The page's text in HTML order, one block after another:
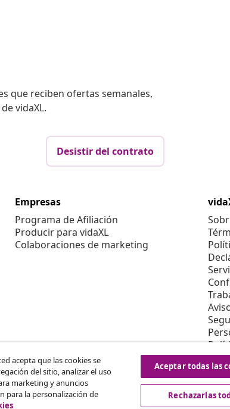
que reciben ofertas semanales,
vidaXL.
Desistir del contrato
Empresas
Programa de Afiliación
Producir para vidaXL
Colaboraciones de marketing
acepta que las cookies se
del sitio, analizar el uso
marketing y anuncios
para la personalización de
Aceptar todas las
Rechazarlas